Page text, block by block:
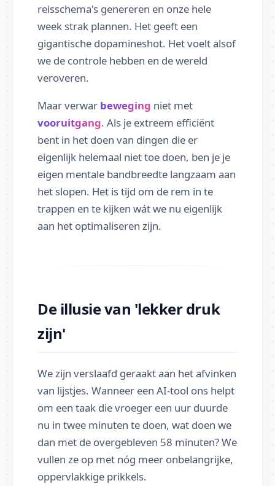
reisschema's genereren en onze hele
week strak plannen. Het geeft een
gigantische dopamineshot. Het voelt alsof
we de controle hebben en de wereld
veroveren.
Maar verwar beweging niet met
vooruitgang. Als je extreem efficiënt
bent in het doen van dingen die er
eigenlijk helemaal niet toe doen, ben je je
eigen mentale bandbreedte langzaam aan
het slopen. Het is tijd om de rem in te
trappen en te kijken wát we nu eigenlijk
aan het optimaliseren zijn.
De illusie van 'lekker druk
zijn'
We zijn verslaafd geraakt aan het afvinken
van lijstjes. Wanneer een AI-tool ons helpt
om een taak die vroeger een uur duurde
nu in twee minuten te doen, wat doen we
dan met de overgebleven 58 minuten? We
vullen ze op met nóg meer onbelangrijke,
oppervlakkige prikkels.